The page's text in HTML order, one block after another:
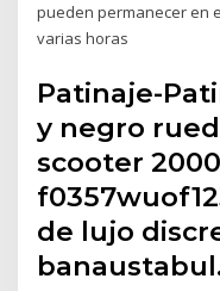
pueden permanecer en
varias horas
Patinaje-
y negro
scooter
de lujo